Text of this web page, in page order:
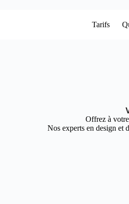
Tarifs
Offrez à
Nos experts en design et